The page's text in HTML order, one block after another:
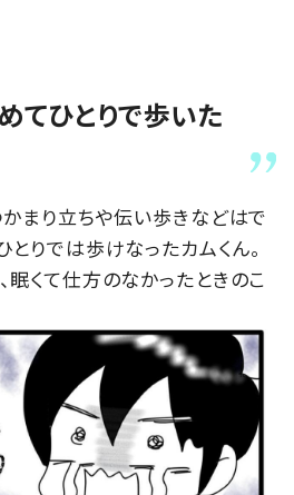
てひとりで歩いた
まり立ちや伝い歩きなどはで
りでは歩けなったカムくん。
眠くて仕方のなかったときのこ